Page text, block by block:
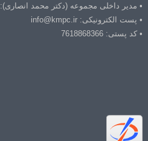
• مدیر داخلی مجموعه (دکتر محمد انصاری): 09135001840
• پست الکترونیکی: info@kmpc.ir
• کد پستی: 7618868366